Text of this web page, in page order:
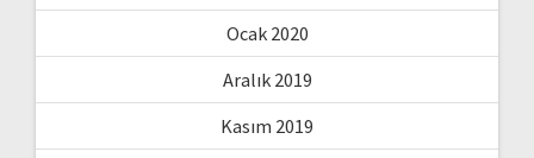
Ocak 2020
Aralık 2019
Kasım 2019